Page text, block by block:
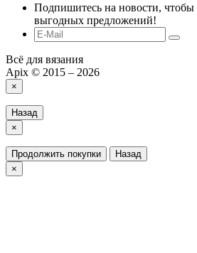
Подпишитесь на новости, чтобы
выгодных предложений!
Всё для вязания
Apix © 2015 – 2026
×
Назад
×
Продолжить покупки
Назад
×